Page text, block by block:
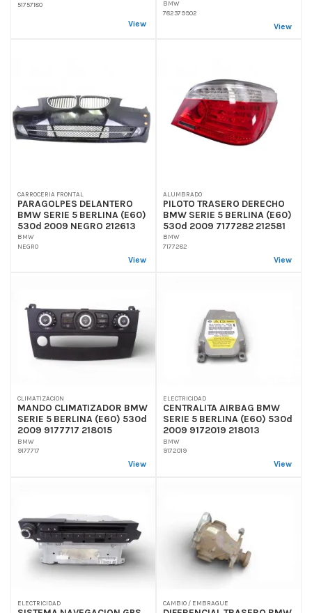
51757180
View
BMW
782379902
View
CARROCERIA FRONTAL
PARAGOLPES DELANTERO
BMW SERIE 5 BERLINA (E60)
530d 2009 NEGRO 212613
BMW
NEGRO
View
ALUMBRADO
PILOTO TRASERO DERECHO
BMW SERIE 5 BERLINA (E60)
530d 2009 7177282 212581
BMW
7177282
View
CLIMATIZACION
MANDO CLIMATIZADOR BMW
SERIE 5 BERLINA (E60) 530d
2009 9177717 218015
BMW
9177717
View
ELECTRICIDAD
CENTRALITA AIRBAG BMW
SERIE 5 BERLINA (E60) 530d
2009 9172019 218013
BMW
9172019
View
ELECTRICIDAD CAMBIO / EMBRAGUE